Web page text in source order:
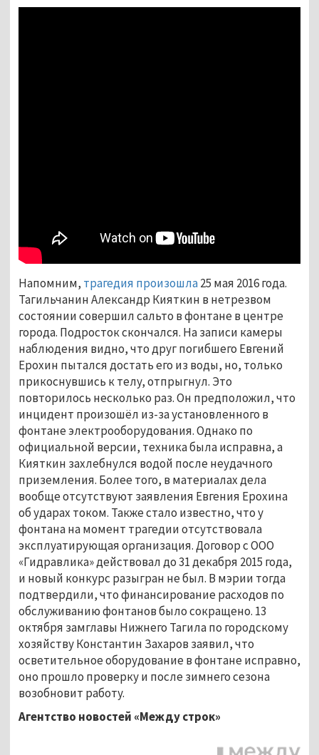
Напомним, трагедия произошла25 мая 2016 года.
Тагильчанин Александр Кияткин в нетрезвом
состоянии совершил сальто в фонтане в центре
города. Подросток скончался. На записи камеры
наблюдения видно, что друг погибшего Евгений
Ерохин пытался достать его из воды, но, только
прикоснувшись к телу, отпрыгнул. Это
повторилось несколько раз. Он предположил, что
инцидент произошёл из-за установленного в
фонтане электрооборудования. Однако по
официальной версии, техника была исправна, а
Кияткин захлебнулся водой после неудачного
приземления. Более того, в материалах дела
вообще отсутствуют заявления Евгения Ерохина
об ударах током. Также стало известно, что у
фонтана на момент трагедии отсутствовала
эксплуатирующая организация. Договор с ООО
«Гидравлика» действовал до 31 декабря 2015 года,
и новый конкурс разыгран не был. В мэрии тогда
подтвердили, что финансирование расходов по
обслуживанию фонтанов было сокращено. 13
октября замглавы Нижнего Тагила по городскому
хозяйству Константин Захаров заявил, что
осветительное оборудование в фонтане исправно,
оно прошло проверку и после зимнего сезона
возобновит работу.
Агентство новостей «Между строк»